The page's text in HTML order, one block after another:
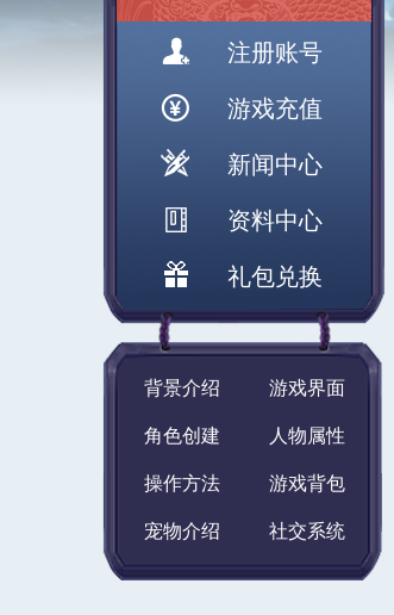
注册账号
游戏充值
新闻中心
资料中心
礼包兑换
背景介绍 游戏界面
角色创建 人物属性
操作方法 游戏背包
宠物介绍 社交系统